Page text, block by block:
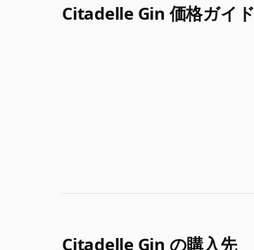
Citadelle Gin 価格ガイド
Citadelle Gin の購入先